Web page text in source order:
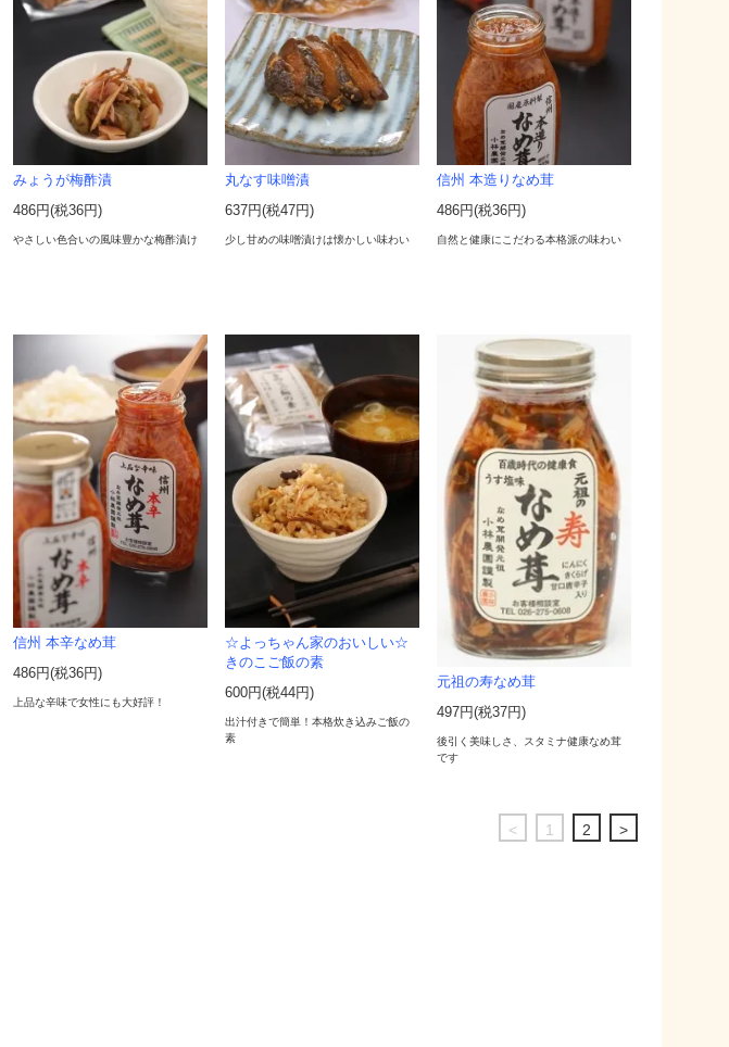
みょうが梅酢漬
486円(税36円)
やさしい色合いの風味豊かな梅酢漬け
丸なす味噌漬
637円(税47円)
少し甘めの味噌漬けは懐かしい味わい
信州 本造りなめ茸
486円(税36円)
自然と健康にこだわる本格派の味わい
信州 本辛なめ茸
486円(税36円)
上品な辛味で女性にも大好評！
☆よっちゃん家のおいしい☆
きのこご飯の素
600円(税44円)
出汁付きで簡単！本格炊き込みご飯の
素
元祖の寿なめ茸
497円(税37円)
後引く美味しさ、スタミナ健康なめ茸
です
< 1 2 >